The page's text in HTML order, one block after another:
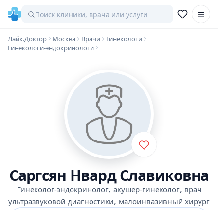
Лайк.Доктор Москва Врачи
Гинекологи
Гинекологи-эндокринологи
Саргсян Нвард Славиковна
Гинеколог-эндокринолог, акушер-гинеколог, врач
ультразвуковой диагностики, малоинвазивный хирург